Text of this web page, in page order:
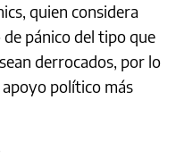
quien considera
pánico del tipo que
derrocados, por lo
apoyo político más